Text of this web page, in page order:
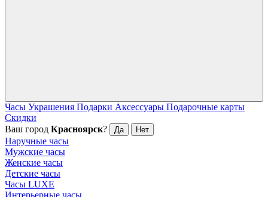
Часы Украшения Подарки Аксессуары Подарочные карты
Скидки
Ваш город Красноярск? Да Нет
Наручные часы
Мужские часы
Женские часы
Детские часы
Часы LUXE
Интерьерные часы